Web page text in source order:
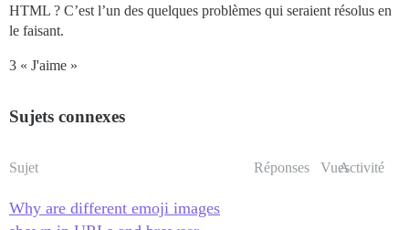
HTML ? C’est l’un des quelques problèmes qui seraient résolus en
le faisant.
3 « J'aime »
Sujets connexes
Sujet Réponses VuesActivité
Why are different emoji images